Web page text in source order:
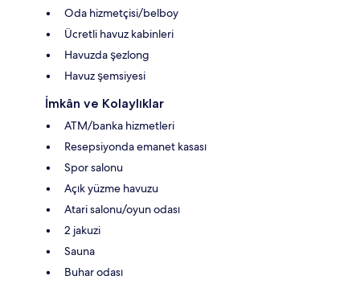
Oda hizmetçisi/belboy
Ücretli havuz kabinleri
Havuzda şezlong
Havuz şemsiyesi
İmkân ve Kolaylıklar
ATM/banka hizmetleri
Resepsiyonda emanet kasası
Spor salonu
Açık yüzme havuzu
Atari salonu/oyun odası
2 jakuzi
Sauna
Buhar odası